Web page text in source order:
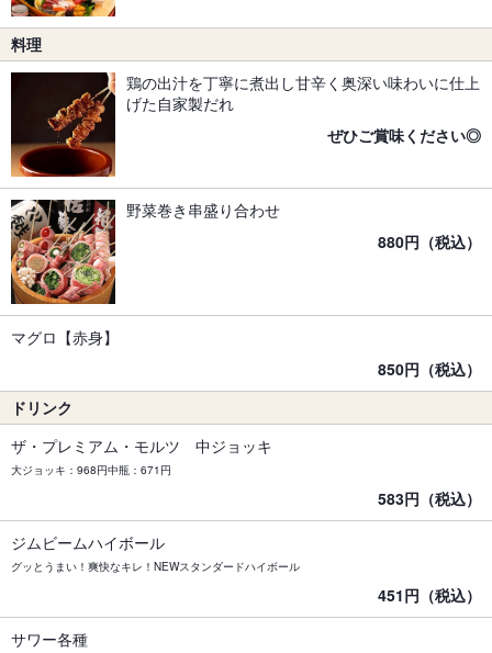
料理
鶏の出汁を丁寧に煮出し甘辛く奥深い味わいに仕上
げた自家製だれ
ぜひご賞味ください◎
野菜巻き串盛り合わせ
880円（税込）
マグロ【赤身】
850円（税込）
ドリンク
ザ・プレミアム・モルツ 中ジョッキ
大ジョッキ：968円中瓶：671円
583円（税込）
ジムビームハイボール
グッとうまい！爽快なキレ！NEWスタンダードハイボール
451円（税込）
サワー各種